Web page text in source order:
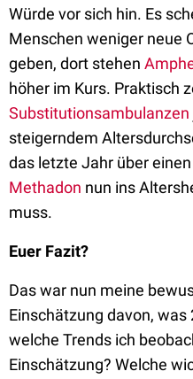
Würde vor sich hin. Es
Menschen weniger neue
geben, dort stehen
höher im Kurs. Praktisch
Substitutionsambulanzen
steigerndem
das letzte Jahr über
Methadon nun ins
muss.
Euer Fazit?
Das war nun meine
Einschätzung davon,
welche Trends ich
Einschätzung? Welche